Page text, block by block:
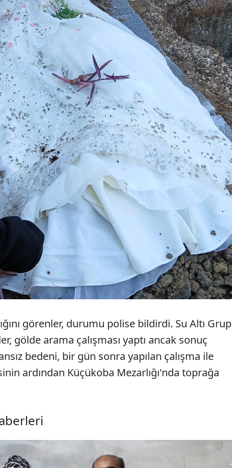
görenler, durumu polise bildirdi. Su Altı Grup
gölde arama çalışması yaptı ancak sonuç
bedeni, bir gün sonra yapılan çalışma ile
ardından Küçükoba Mezarlığı'nda toprağa